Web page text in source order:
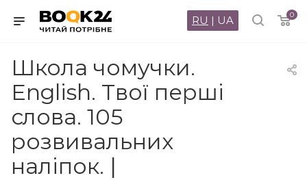
0
RU | UA
Школа чомучки.
English. Твої перші
слова. 105
розвивальних
наліпок. |